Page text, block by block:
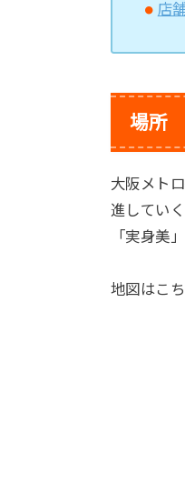
店
場所
大阪メト
進してい
「実身美
地図はこち